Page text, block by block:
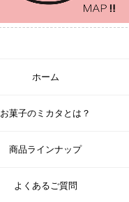
ホーム
お菓子のミカタとは？
商品ラインナップ
よくあるご質問